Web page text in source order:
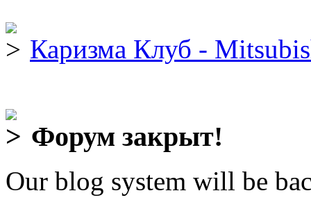
Каризма Клуб -
Форум закрыт!
Our blog system will be